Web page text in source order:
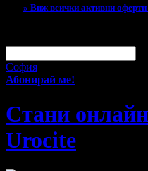
» Виж всички активни оферти
София
Абонирай ме!
Стани
Urocite